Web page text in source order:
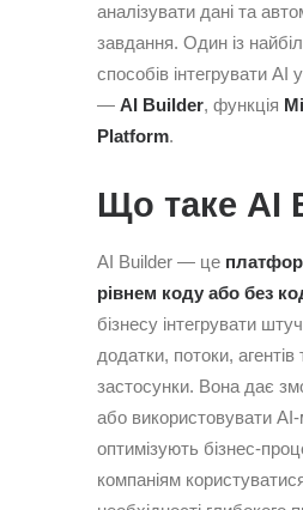
аналізувати дані та
завдання. Один із
способів інтегрувати AI
— AI Builder, функція
Platform.
Що таке AI
AI Builder — це
рівнем коду або без
бізнесу інтегрувати
додатки, потоки, агентів
застосунки. Вона дає
або використовувати
оптимізують бізнес-
компаніям